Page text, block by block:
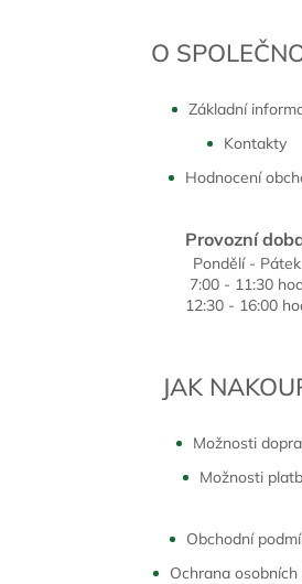
O
Základní
Kontakty
Hodnocení
Provozní
Pondělí - Pátek
7:00 - 11:30
12:30 - 16:00
JAK
Možnosti
Možnosti
Obchodní
Ochrana osobních